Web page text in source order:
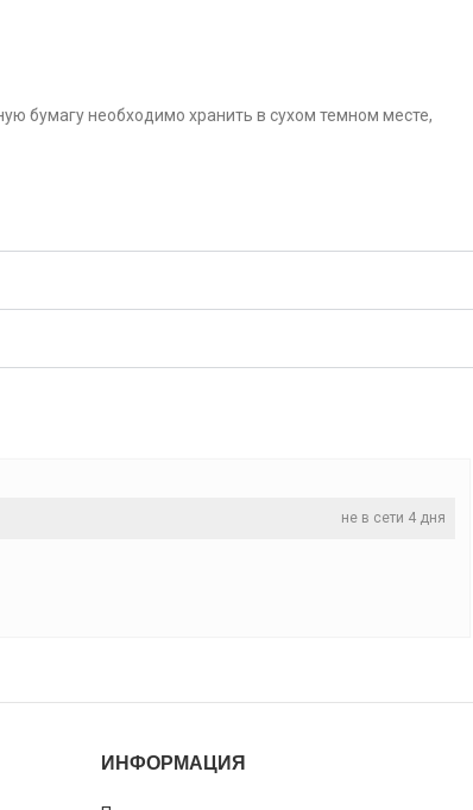
бумагу необходимо хранить в сухом темном месте,
не в сети 4 дня
ИНФОРМАЦИЯ